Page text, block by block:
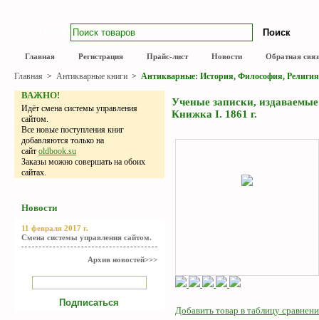
Главная Регистрация Прайс-лист Новости Обратная
Главная > Антикварные книги > Антикварные: История, Философия, Религия
ВАЖНО!
Идёт смена системы управления
сайтом.
Все новые поступления книг
добавляются только на
сайт oldbook.su
Заказы можно совершать на обоих
сайтах.
Новости
11 февраля 2017 г.
Смена системы управления сайтом.
Архив новостей>>>
Ученые записки,
Книжка I. 1861 г.
Добавить товар в таблицу